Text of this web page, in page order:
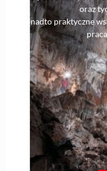
oraz
Ponadto praktyczne